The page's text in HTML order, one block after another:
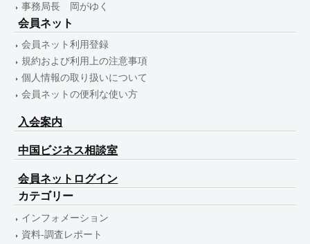
事務局長 岡がゆく
会員ネット
会員ネット利用登録
規約および利用上の注意事項
個人情報の取り扱いについて
会員ネットの便利な使い方
入会案内
中国ビジネス相談室
会員ネットログイン
カテゴリー
インフォメーション
資料-調査レポート